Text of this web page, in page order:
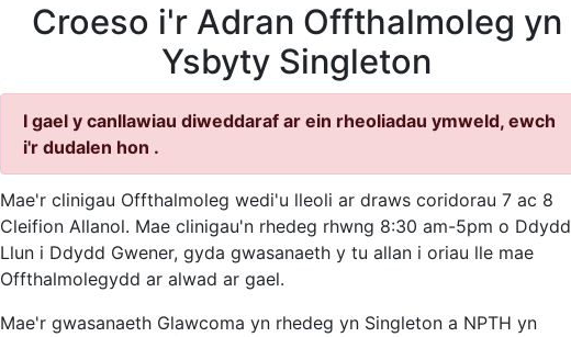
Croeso i'r Adran Offthalmoleg yn
Ysbyty Singleton
I gael y canllawiau diweddaraf ar ein rheoliadau ymweld, ewch
i'r dudalen hon .
Mae'r clinigau Offthalmoleg wedi'u lleoli ar draws coridorau 7 ac 8
Cleifion Allanol. Mae clinigau'n rhedeg rhwng 8:30 am-5pm o Ddydd
Llun i Ddydd Gwener, gyda gwasanaeth y tu allan i oriau lle mae
Offthalmolegydd ar alwad ar gael.
Mae'r gwasanaeth Glawcoma yn rhedeg yn Singleton a NPTH yn